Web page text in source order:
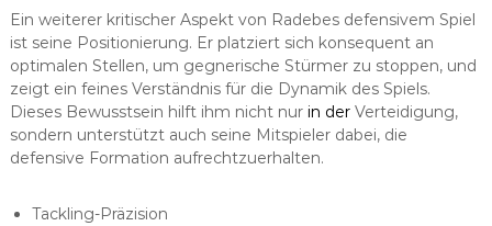
Ein weiterer kritischer Aspekt von Radebes defensivem Spiel
ist seine Positionierung. Er platziert sich konsequent an
optimalen Stellen, um gegnerische Stürmer zu stoppen, und
zeigt ein feines Verständnis für die Dynamik des Spiels.
Dieses Bewusstsein hilft ihm nicht nur in derVerteidigung,
sondern unterstützt auch seine Mitspieler dabei, die
defensive Formation aufrechtzuerhalten.
Tackling-Präzision